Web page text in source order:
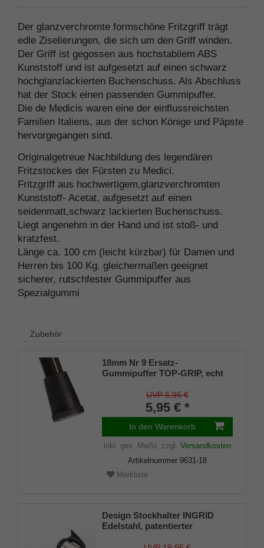
Der glanzverchromte formschöne Fritzgriff trägt
edle Ziselierungen, die sich um den Griff winden.
Der Griff ist gegossen aus hochstabilem ABS
Kunststoff und ist aufgesetzt auf einen schwarz
hochglanzlackierten Buchenschuss. Als Abschluss
hat der Stock einen passenden Gummipuffer.
Die de Medicis waren eine der einflussreichsten
Familien Italiens, aus der schon Könige und Päpste
hervorgegangen sind.
Originalgetreue Nachbildung des legendären
Fritzstockes der Fürsten zu Medici.
Fritzgriff aus hochwertigem,glanzverchromten
Kunststoff- Acetat, aufgesetzt auf einen
seidenmatt,schwarz lackierten Buchenschuss.
Liegt angenehm in der Hand und ist stoß- und
kratzfest.
Länge ca. 100 cm (leicht kürzbar) für Damen und
Herren bis 100 Kg. gleichermaßen geeignet
sicherer, rutschfester Gummipuffer aus
Spezialgummi
Zubehör
18mm Nr 9 Ersatz-
Gummipuffer TOP-GRIP, echt
UVP 6,95 €
5,95 € *
In den Warenkorb
inkl. ges. MwSt. zzgl. Versandkosten
Artikelnummer 9631-18
Merkliste
Design Stockhalter INGRID
Edelstahl, patentierter